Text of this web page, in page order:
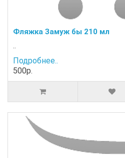
Фляжка Замуж бы 210 мл
..
Подробнее..
500р.